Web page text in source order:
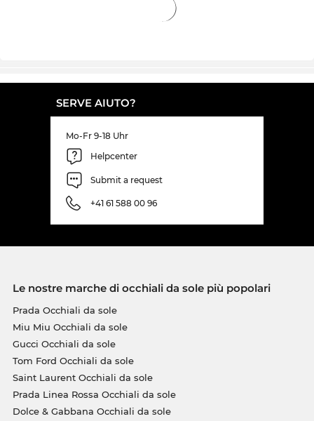
SERVE AIUTO?
Mo-Fr 9-18 Uhr
Helpcenter
Submit a request
+41 61 588 00 96
Le nostre marche di occhiali da sole più popolari
Prada Occhiali da sole
Miu Miu Occhiali da sole
Gucci Occhiali da sole
Tom Ford Occhiali da sole
Saint Laurent Occhiali da sole
Prada Linea Rossa Occhiali da sole
Dolce & Gabbana Occhiali da sole